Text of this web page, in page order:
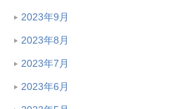
2023年9月
2023年8月
2023年7月
2023年6月